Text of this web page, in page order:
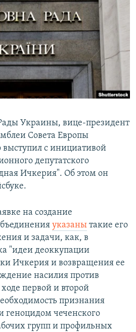
Украины, вице-президент
Совета Европы
с инициативой
депутатского
Ичкерия". Об этом он
на создание
указаны такие его
и задачи, как, в
"идеи деоккупации
Ичкерия и возвращения ее
насилия против
первой и второй
признания
геноцидом чеченского
групп и профильных